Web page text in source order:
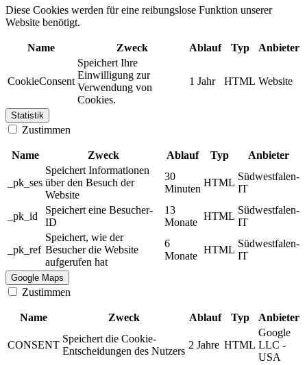
Diese Cookies werden für eine reibungslose Funktion unserer
Website benötigt.
Name Zweck Ablauf Typ Anbieter
CookieConsent
Speichert Ihre
Einwilligung zur
Verwendung von
Cookies.
1 Jahr HTML Website
Statistik
Zustimmen
Name Zweck Ablauf Typ Anbieter
_pk_ses
Speichert Informationen
über den Besuch der
Website
30
Minuten
HTML
Südwestfalen-
IT
_pk_id
Speichert eine Besucher-
ID
13
Monate
HTML
Südwestfalen-
IT
_pk_ref
Speichert, wie der
Besucher die Website
aufgerufen hat
6
Monate
HTML
Südwestfalen-
IT
Google Maps
Zustimmen
Name Zweck Ablauf Typ Anbieter
CONSENT
Speichert die Cookie-
Entscheidungen des Nutzers
2 Jahre HTML
Google
LLC -
USA